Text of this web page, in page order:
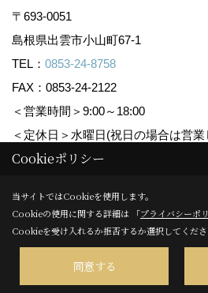
〒693-0051
島根県出雲市小山町67-1
TEL： 0853-24-8758
FAX：0853-24-2122
＜営業時間＞9:00～18:00
＜定休日＞水曜日(祝日の場合は営
Copyright (c) Takeshiba.co,.Ltd. All Rights
Produced byゴデスクリエイト
Cookieポリシー
当サイトではCookieを使用します。
Cookieの使用に関する詳細は 「プライバシーポ
Cookieを受け入れるか拒否するか選択してくださ
同意する